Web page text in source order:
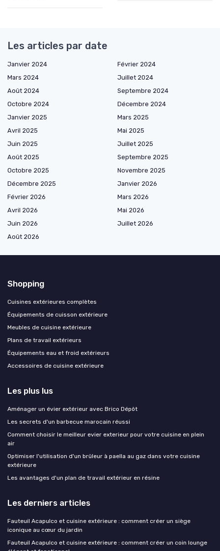
Les articles par date
Janvier 2024
Février 2024
Mars 2024
Juillet 2024
Août 2024
Septembre 2024
Octobre 2024
Décembre 2024
Janvier 2025
Mars 2025
Avril 2025
Mai 2025
Juin 2025
Juillet 2025
Août 2025
Septembre 2025
Octobre 2025
Novembre 2025
Décembre 2025
Janvier 2026
Février 2026
Mars 2026
Avril 2026
Mai 2026
Juin 2026
Juillet 2026
Août 2026
Shopping
Cuisines extérieures complètes
Équipements de cuisson extérieure
Meubles de cuisine extérieure
Plans de travail extérieurs
Équipements eau et froid extérieurs
Accessoires de cuisine extérieure
Les plus lus
Aménager un évier extérieur avec Brico Dépôt
Les secrets d'un barbecue marocain réussi
Comment choisir le meilleur evier exterieur pour votre cuisine en plein
air
Optimiser l'utilisation d'un brûleur à paella au gaz dans votre cuisine
extérieure
Les avantages d'un plan de travail extérieur en résine
Les derniers articles
Fauteuil Acapulco et cuisine extérieure : comment créer un siège
iconique au cœur du jardin
Fauteuil Acapulco et cuisine extérieure : comment créer un coin lounge